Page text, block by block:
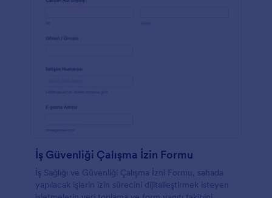
İş Güvenliği Çalışma İzin Formu
İş Sağlığı ve Güvenliği Çalışma İzni Formu, sahada
yapılacak işlerin izin sürecini dijitalleştirmek isteyen